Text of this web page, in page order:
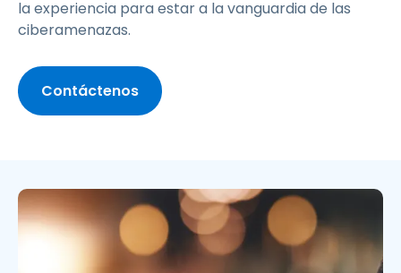
la experiencia para estar a la vanguardia de las
ciberamenazas.
Contáctenos